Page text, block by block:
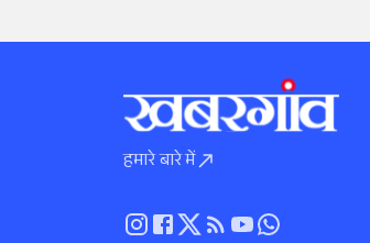
हमारे बारे में